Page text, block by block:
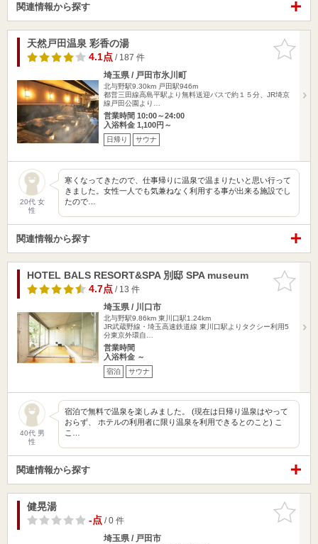
関連情報から探す
お気に入
りに追加
天然戸田温泉 彩香の湯
4.1点/ 187 件
埼玉県 / 戸田市氷川町
北与野駅9.30km 戸田駅946m
都営三田線高島平駅より無料送迎バスで約１５分、JR埼京
線戸田公園より…
営業時間 10:00～24:00
入浴料金 1,100円～
日帰り サウナ
20代 女
性
寒くなってきたので、仕事帰りに温泉で温まりたいと思い行って
きました。女性一人でも気兼ねなく利用する事が出来る施設でし
たので…
関連情報から探す
お気に入
りに追加
HOTEL BALS RESORT&SPA 別邸 SPA museum
4.7点/ 13 件
埼玉県 / 川口市
北与野駅9.86km 東川口駅1.24km
JR武蔵野線・埼玉高速鉄道線 東川口駅よりタクシー利用5
分東京外環自…
営業時間
入浴料金 ～
宿泊 サウナ
40代 男
性
宿泊で無料で温泉を楽しみました。 (現在は日帰り温泉はやって
おらず、 ホテルの利用者に限り温泉を利用できるとのこと) こ
こ…
関連情報から探す
お気に入
りに追加
健晃湯
-点/ 0 件
埼玉県 / 戸田市